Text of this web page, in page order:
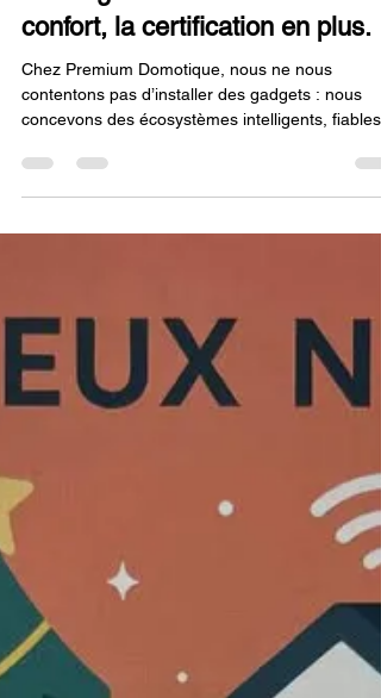
Premium Domotique
L’intelligence au service de votre
confort, la certification en plus.
évolutifs. Nous sommes fiers de vous annoncer
que notre expertise est désormais officiellement
reconnue par la certification KNX Advanced.
Qu’est-ce que cela change pour votre projet ? •
Standard Mondial : KNX est le seul standard
500 fabrica